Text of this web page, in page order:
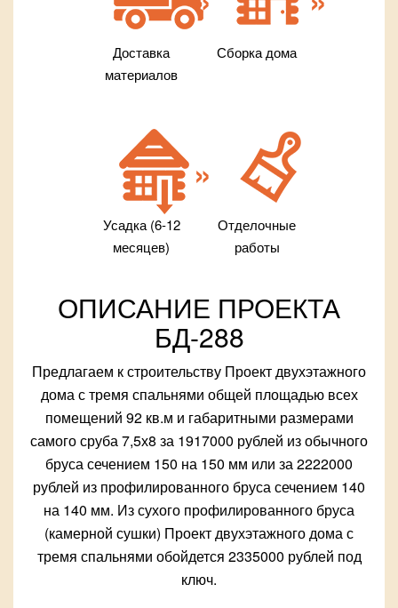
Доставка
материалов
Сборка дома
Усадка (6-12
месяцев)
Отделочные
работы
ОПИСАНИЕ ПРОЕКТА
БД-288
Предлагаем к строительству Проект двухэтажного
дома с тремя спальнями общей площадью всех
помещений 92 кв.м и габаритными размерами
самого сруба 7,5х8 за 1917000 рублей из обычного
бруса сечением 150 на 150 мм или за 2222000
рублей из профилированного бруса сечением 140
на 140 мм. Из сухого профилированного бруса
(камерной сушки) Проект двухэтажного дома с
тремя спальнями обойдется 2335000 рублей под
ключ.